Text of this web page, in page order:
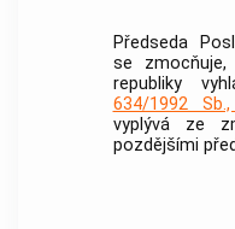
Předseda
se
republiky
634/1992
vyplývá ze
pozdějšími